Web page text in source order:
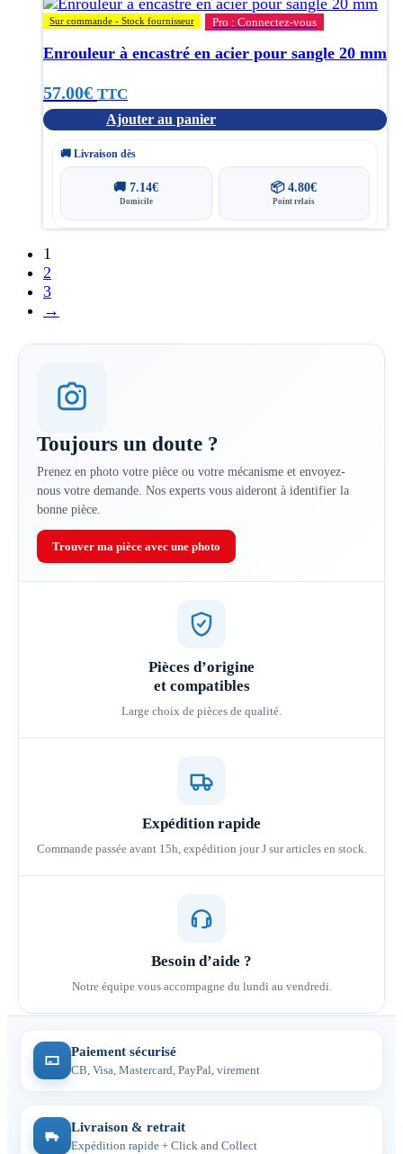
Sur commande - Stock fournisseur Pro : Connectez-vous
Enrouleur à encastré en acier pour sangle 20 mm
57.00€ TTC
Ajouter au panier
🚚 Livraison dès
🚚7.14€
Domicile
📦4.80€
Point relais
1
2
3
→
Toujours un doute ?
Prenez en photo votre pièce ou votre mécanisme et envoyez-
nous votre demande. Nos experts vous aideront à identifier la
bonne pièce.
Trouver ma pièce avec une photo
Pièces d’origine
et compatibles
Large choix de pièces de qualité.
Expédition rapide
Commande passée avant 15h, expédition jour J sur articles en stock.
Besoin d’aide ?
Notre équipe vous accompagne du lundi au vendredi.
Paiement sécurisé
CB, Visa, Mastercard, PayPal, virement
Livraison & retrait
Expédition rapide + Click and Collect